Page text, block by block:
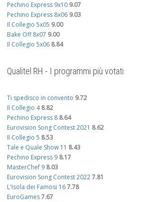
Pechino Express 9x10 9.07
Pechino Express 8x06 9.03
Il Collegio 5x05 9.00
Bake Off 8x07 9.00
Il Collegio 5x06 8.84
Qualitel RH - I programmi più votati
Ti spedisco in convento 9.72
Il Collegio 4 8.82
Pechino Express 8 8.64
Eurovision Song Contest 2021 8.62
Il Collegio 5 8.53
Tale e Quale Show 11 8.43
Pechino Express 9 8.17
MasterChef 9 8.03
Eurovision Song Contest 20227.81
L'Isola dei Famosi 167.78
EuroGames7.67